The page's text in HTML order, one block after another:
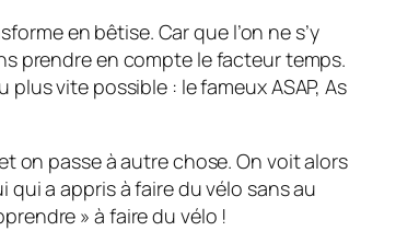
en bêtise. Car que l’on ne s’y
prendre en compte le facteur temps.
vite possible : le fameux ASAP, As
on passe à autre chose. On voit alors
qui a appris à faire du vélo sans au
» à faire du vélo !